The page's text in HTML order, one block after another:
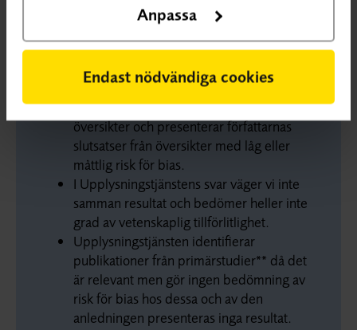
Anpassa
Endast nödvändiga cookies
På SBU:s upplysningstjänst identifierar och
redovisar vi publicerade systematiska
översikter* som svar på en avgränsad
fråga.
Vi bedömer risken för bias (snedvridning
eller systematiska fel) i systematiska
översikter och presenterar författarnas
slutsatser från översikter med låg eller
måttlig risk för bias.
I Upplysningstjänstens svar väger vi inte
samman resultat och bedömer heller inte
grad av vetenskaplig tillförlitlighet.
Upplysningstjänsten identifierar
publikationer från primärstudier** då det
är relevant men gör ingen bedömning av
risk för bias hos dessa och av den
anledningen presenteras inga resultat.